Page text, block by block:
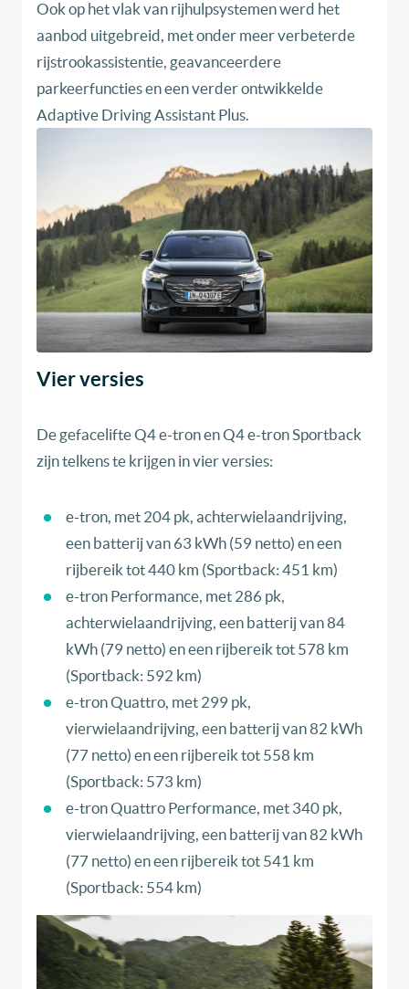
Ook op het vlak van rijhulpsystemen werd het
aanbod uitgebreid, met onder meer verbeterde
rijstrookassistentie, geavanceerdere
parkeerfuncties en een verder ontwikkelde
Adaptive Driving Assistant Plus.
Vier versies
De gefacelifte Q4 e-tron en Q4 e-tron Sportback
zijn telkens te krijgen in vier versies:
e-tron, met 204 pk, achterwielaandrijving,
een batterij van 63 kWh (59 netto) en een
rijbereik tot 440 km (Sportback: 451 km)
e-tron Performance, met 286 pk,
achterwielaandrijving, een batterij van 84
kWh (79 netto) en een rijbereik tot 578 km
(Sportback: 592 km)
e-tron Quattro, met 299 pk,
vierwielaandrijving, een batterij van 82 kWh
(77 netto) en een rijbereik tot 558 km
(Sportback: 573 km)
e-tron Quattro Performance, met 340 pk,
vierwielaandrijving, een batterij van 82 kWh
(77 netto) en een rijbereik tot 541 km
(Sportback: 554 km)